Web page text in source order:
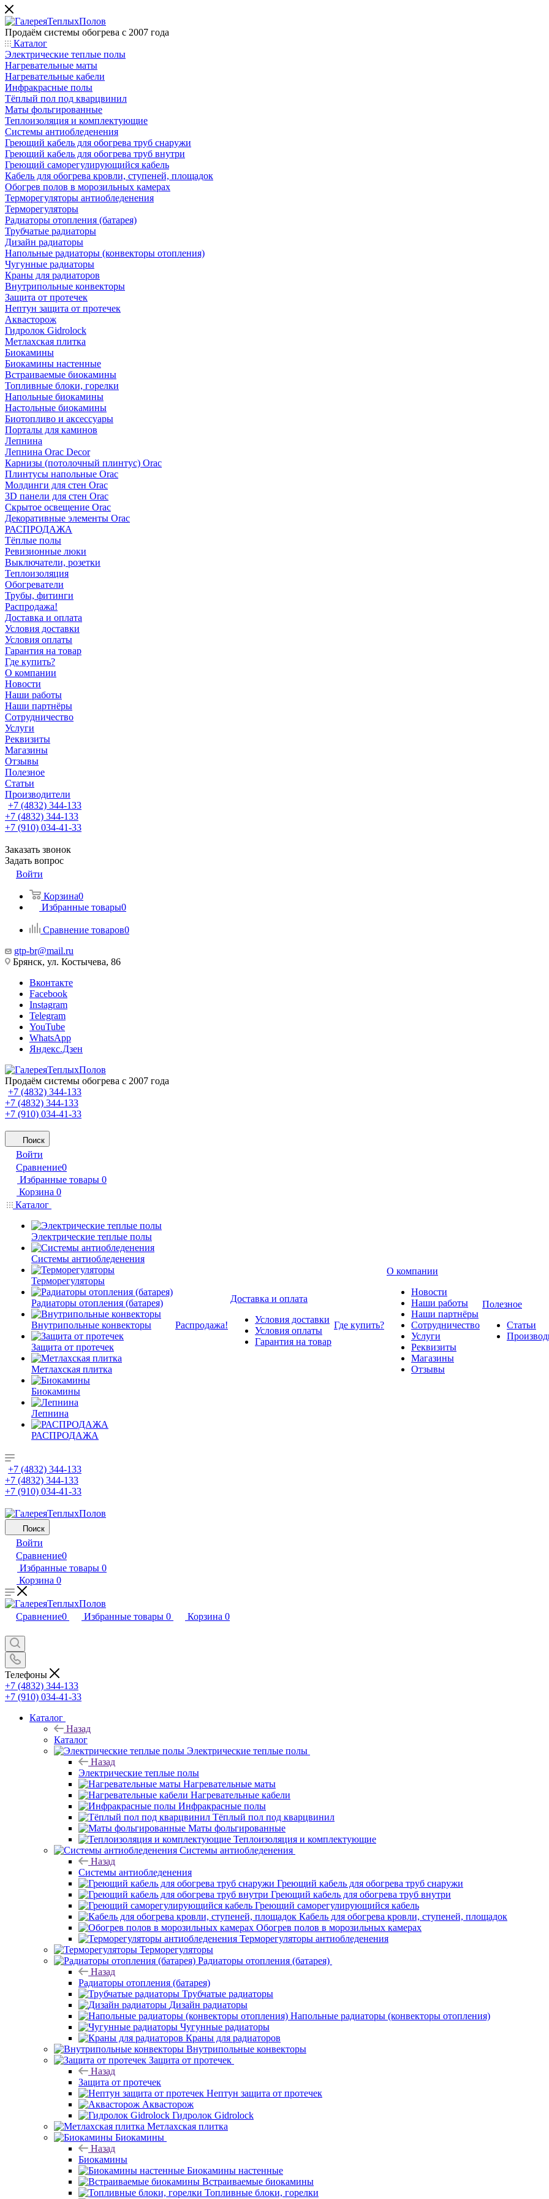
Продаём системы обогрева с 2007 года
Каталог
Электрические теплые полы
Нагревательные маты
Нагревательные кабели
Инфракрасные полы
Тёплый пол под кварцвинил
Маты фольгированные
Теплоизоляция и комплектующие
Системы антиобледенения
Греющий кабель для обогрева труб снаружи
Греющий кабель для обогрева труб внутри
Греющий саморегулирующийся кабель
Кабель для обогрева кровли, ступеней, площадок
Обогрев полов в морозильных камерах
Терморегуляторы антиобледенения
Терморегуляторы
Радиаторы отопления (батарея)
Трубчатые радиаторы
Дизайн радиаторы
Напольные радиаторы (конвекторы отопления)
Чугунные радиаторы
Краны для радиаторов
Внутрипольные конвекторы
Защита от протечек
Нептун защита от протечек
Аквасторож
Гидролок Gidrolock
Метлахская плитка
Биокамины
Биокамины настенные
Встраиваемые биокамины
Топливные блоки, горелки
Напольные биокамины
Настольные биокамины
Биотопливо и аксессуары
Порталы для каминов
Лепнина
Лепнина Orac Decor
Карнизы (потолочный плинтус) Orac
Плинтусы напольные Orac
Молдинги для стен Orac
3D панели для стен Orac
Скрытое освещение Orac
Декоративные элементы Orac
РАСПРОДАЖА
Тёплые полы
Ревизионные люки
Выключатели, розетки
Теплоизоляция
Обогреватели
Трубы, фитинги
Распродажа!
Доставка и оплата
Условия доставки
Условия оплаты
Гарантия на товар
Где купить?
О компании
Новости
Наши работы
Наши партнёры
Сотрудничество
Услуги
Реквизиты
Магазины
Отзывы
Полезное
Статьи
Производители
+7 (4832) 344-133
+7 (4832) 344-133
+7 (910) 034-41-33
Заказать звонок
Задать вопрос
Войти
Корзина0
Избранные товары0
Сравнение товаров0
gtp-br@mail.ru
Брянск, ул. Костычева, 86
Вконтакте
Facebook
Instagram
Telegram
YouTube
WhatsApp
Яндекс.Дзен
Продаём системы обогрева с 2007 года
+7 (4832) 344-133
+7 (4832) 344-133
+7 (910) 034-41-33
Поиск
Войти
Сравнение0
Избранные товары 0
Корзина 0
Каталог
Электрические теплые полы
Системы антиобледенения
Терморегуляторы
Радиаторы отопления (батарея)
Внутрипольные конвекторы
Защита от протечек
Метлахская плитка
Биокамины
Лепнина
РАСПРОДАЖА
Распродажа!
Доставка и оплата
Условия доставки
Условия оплаты
Гарантия на товар
Где купить?
О компании
Новости
Наши работы
Наши партнёры
Сотрудничество
Услуги
Реквизиты
Магазины
Отзывы
Полезное
Статьи
+7 (4832) 344-133
+7 (4832) 344-133
+7 (910) 034-41-33
Поиск
Войти
Сравнение0
Избранные товары 0
Корзина 0
Сравнение0 Избранные товары 0 Корзина 0
Телефоны
+7 (4832) 344-133
+7 (910) 034-41-33
Каталог
Назад
Каталог
Электрические теплые полы
Назад
Электрические теплые полы
Нагревательные маты
Нагревательные кабели
Инфракрасные полы
Тёплый пол под кварцвинил
Маты фольгированные
Теплоизоляция и комплектующие
Системы антиобледенения
Назад
Системы антиобледенения
Греющий кабель для обогрева труб снаружи
Греющий кабель для обогрева труб внутри
Греющий саморегулирующийся кабель
Кабель для обогрева кровли, ступеней, площадок
Обогрев полов в морозильных камерах
Терморегуляторы антиобледенения
Терморегуляторы
Радиаторы отопления (батарея)
Назад
Радиаторы отопления (батарея)
Трубчатые радиаторы
Дизайн радиаторы
Напольные радиаторы (конвекторы отопления)
Чугунные радиаторы
Краны для радиаторов
Внутрипольные конвекторы
Защита от протечек
Назад
Защита от протечек
Нептун защита от протечек
Аквасторож
Гидролок Gidrolock
Метлахская плитка
Биокамины
Назад
Биокамины
Биокамины настенные
Встраиваемые биокамины
Топливные блоки, горелки